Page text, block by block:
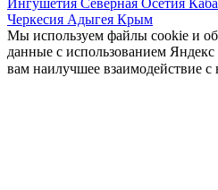
Ингушетия Северная Осетия
Черкесия Адыгея Крым
Мы используем файлы cookie и
данные с использованием
вам наилучшее взаимодействие